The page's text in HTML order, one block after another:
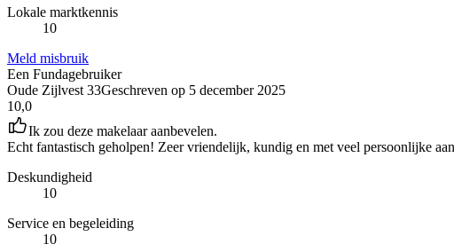
Lokale marktkennis
10
Meld misbruik
Een Fundagebruiker
Oude Zijlvest 33Geschreven op 5 december 2025
10,0
Ik zou deze makelaar aanbevelen.
Echt fantastisch geholpen! Zeer vriendelijk, kundig en met veel persoonlijke
Deskundigheid
10
Service en begeleiding
10